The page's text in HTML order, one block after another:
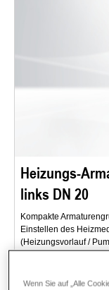
Heizungs-
links DN 20
Kompakte
Einstellen des
(Heizungsvorlauf /
Wenn Sie auf „Alle